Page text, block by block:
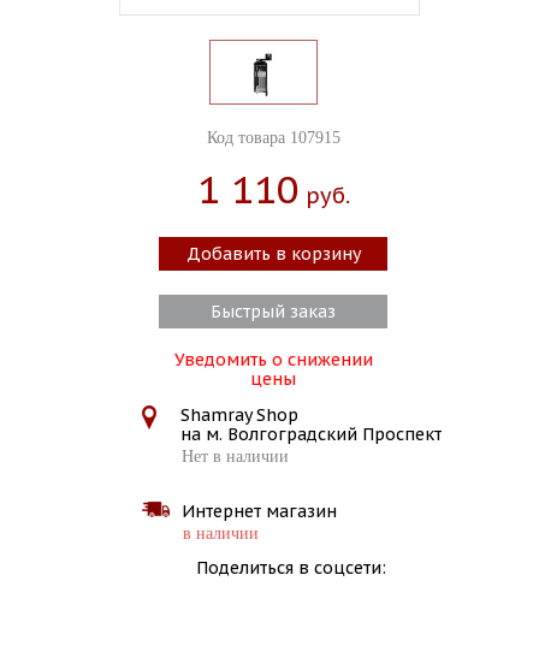
Код товара 107915
1 110 Руб.
Добавить в корзину
Быстрый заказ
Уведомить о снижении
цены
Shamray Shop
на м. Волгоградский Проспект
Нет в наличии
Интернет магазин
в наличии
Поделиться в соцсети: